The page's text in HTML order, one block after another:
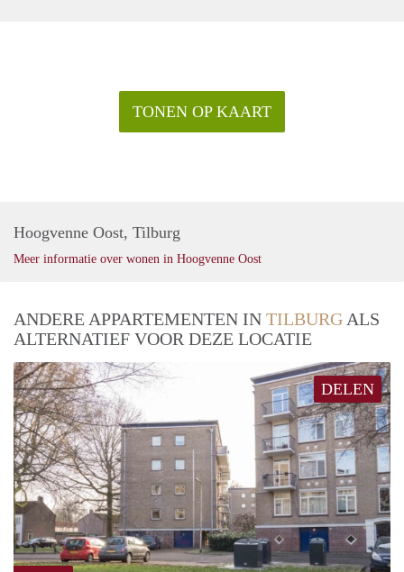
TONEN OP KAART
Hoogvenne Oost, Tilburg
Meer informatie over wonen in Hoogvenne Oost
ANDERE APPARTEMENTEN IN TILBURG ALS
ALTERNATIEF VOOR DEZE LOCATIE
DELEN